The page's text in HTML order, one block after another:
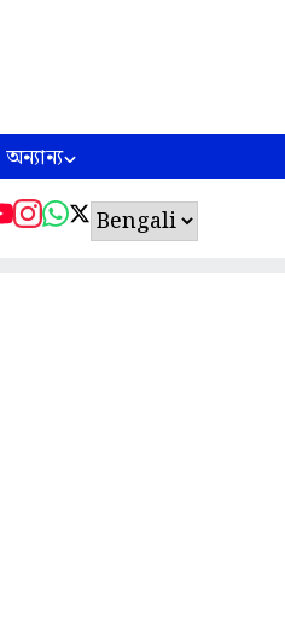
অন্যান্য